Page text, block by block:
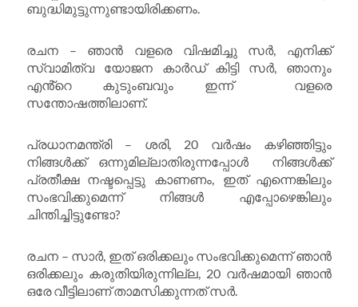
ബുദ്ധിമുട്ടുന്നുണ്ടായിരിക്കണം.
രചന – ഞാൻ വളരെ വിഷമിച്ചു സർ, എനിക്ക്
സ്വാമിത്വ യോജന കാർഡ് കിട്ടി സർ, ഞാനും
എൻ്റെ കുടുംബവും ഇന്ന് വളരെ
സന്തോഷത്തിലാണ്.
പ്രധാനമന്ത്രി – ശരി, 20 വർഷം കഴിഞ്ഞിട്ടും
നിങ്ങൾക്ക് ഒന്നുമില്ലാതിരുന്നപ്പോൾ നിങ്ങൾക്ക്
പ്രതീക്ഷ നഷ്ടപ്പെട്ടു കാണണം, ഇത് എന്നെങ്കിലും
സംഭവിക്കുമെന്ന് നിങ്ങൾ എപ്പോഴെങ്കിലും
ചിന്തിച്ചിട്ടുണ്ടോ?
രചന – സാർ, ഇത് ഒരിക്കലും സംഭവിക്കുമെന്ന് ഞാൻ
ഒരിക്കലും കരുതിയിരുന്നില്ല, 20 വർഷമായി ഞാൻ
ഒരേ വീട്ടിലാണ് താമസിക്കുന്നത് സർ.